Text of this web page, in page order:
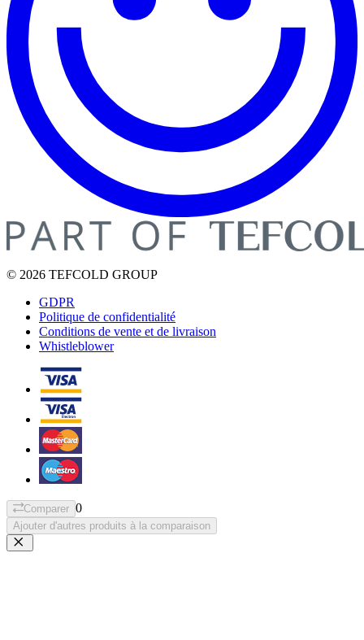
© 2026 TEFCOLD GROUP
GDPR
Politique de confidentialité
Conditions de vente et de livraison
Whistleblower
Comparer 0
Ajouter d'autres produits à la comparaison